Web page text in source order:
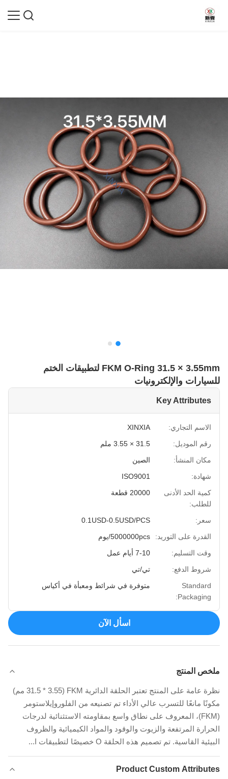
FKM O-Ring 31.5 × 3.55mm لتطبيقات الختم
للسيارات والإلكترونيات
Key Attributes
الاسم التجاري:
XINXIA
رقم الموديل:
31.5 × 3.55 ملم
مكان المنشأ:
الصين
شهادة:
ISO9001
كمية الحد الأدنى
للطلب:
20000 قطعة
سعر:
0.1USD-0.5USD/PCS
القدرة على التوريد:
5000000pcs/يوم
وقت التسليم:
7-10 أيام عمل
شروط الدفع:
تي/تي
Standard
Packaging:
متوفرة في شرائط ومعبأة في أكياس
اسأل الآن
ملخص المنتج
نظرة عامة على المنتج تعتبر الحلقة الدائرية FKM (31.5 * 3.55 مم)
مكونًا مانعًا للتسرب عالي الأداء تم تصنيعه من الفلوروإيلاستومر
(FKM)، المعروف على نطاق واسع بمقاومته الاستثنائية لدرجات
الحرارة المرتفعة والزيوت والوقود والمواد الكيميائية والظروف
البيئية القاسية. تم تصميم هذه الحلقة O خصيصًا لتطبيقات ا...
Product Custom Attributes